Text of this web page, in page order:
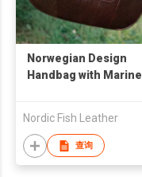
Norwegian Design
Handbag with Marine
Nordic Fish Leather
查询